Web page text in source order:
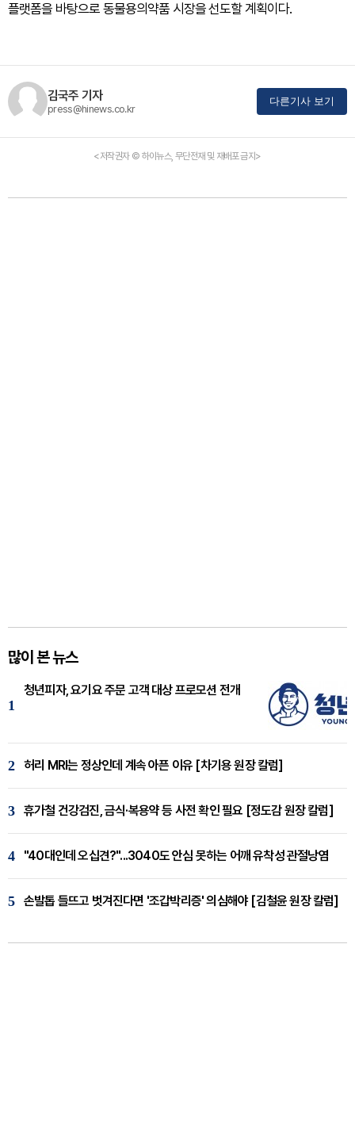
플랫폼을 바탕으로 동물용의약품 시장을 선도할 계획이다.
김국주 기자
press@hinews.co.kr
다른기사 보기
<저작권자 © 하이뉴스, 무단전재 및 재배포 금지>
많이 본 뉴스
1
청년피자, 요기요 주문 고객 대상 프로모션 전개
2 허리 MRI는 정상인데 계속 아픈 이유 [차기용 원장 칼럼]
3 휴가철 건강검진, 금식·복용약 등 사전 확인 필요 [정도감 원장 칼럼]
4 "40대인데 오십견?"...3040도 안심 못하는 어깨 유착성 관절낭염
5 손발톱 들뜨고 벗겨진다면 '조갑박리증' 의심해야 [김철윤 원장 칼럼]